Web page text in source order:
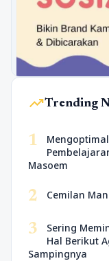
trending_upTrending
1
Masoem
2 Cemilan
3
Sering
Hal Berikut
Sampingnya